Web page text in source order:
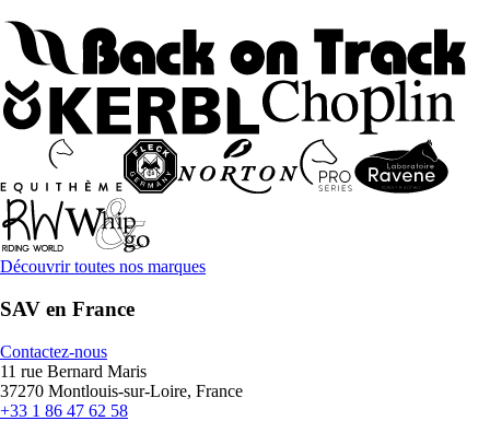
Découvrir toutes nos marques
SAV en France
Contactez-nous
11 rue Bernard Maris
37270 Montlouis-sur-Loire, France
+33 1 86 47 62 58